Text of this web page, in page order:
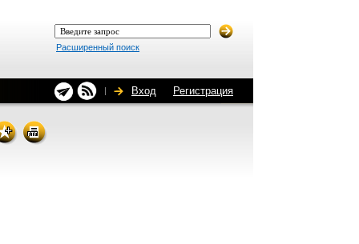
Расширенный поиск
Вход Регистрация